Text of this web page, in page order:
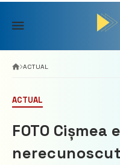
Skip
content
ACTUAL
ACTUAL
FOTO Cișmea